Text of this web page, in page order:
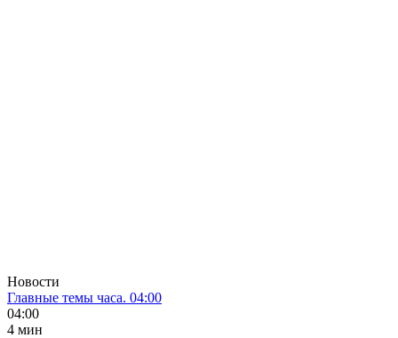
Новости
Главные темы часа. 04:00
04:00
4 мин